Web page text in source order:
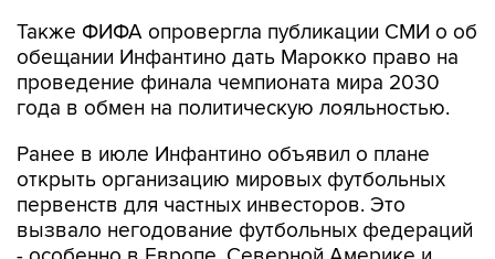
Также ФИФА опровергла публикации СМИ о об
обещании Инфантино дать Марокко право на
проведение финала чемпионата мира 2030
года в обмен на политическую лояльностью.
Ранее в июле Инфантино объявил о плане
открыть организацию мировых футбольных
первенств для частных инвесторов. Это
вызвало негодование футбольных федераций